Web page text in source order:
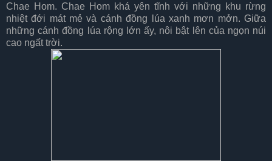
Chae Hom. Chae Hom khá yên tĩnh với những khu rừng
nhiệt đới mát mẻ và cánh đồng lúa xanh mơn mởn. Giữa
những cánh đồng lúa rộng lớn ấy, nôi bật lên của ngọn núi
cao ngất trời.